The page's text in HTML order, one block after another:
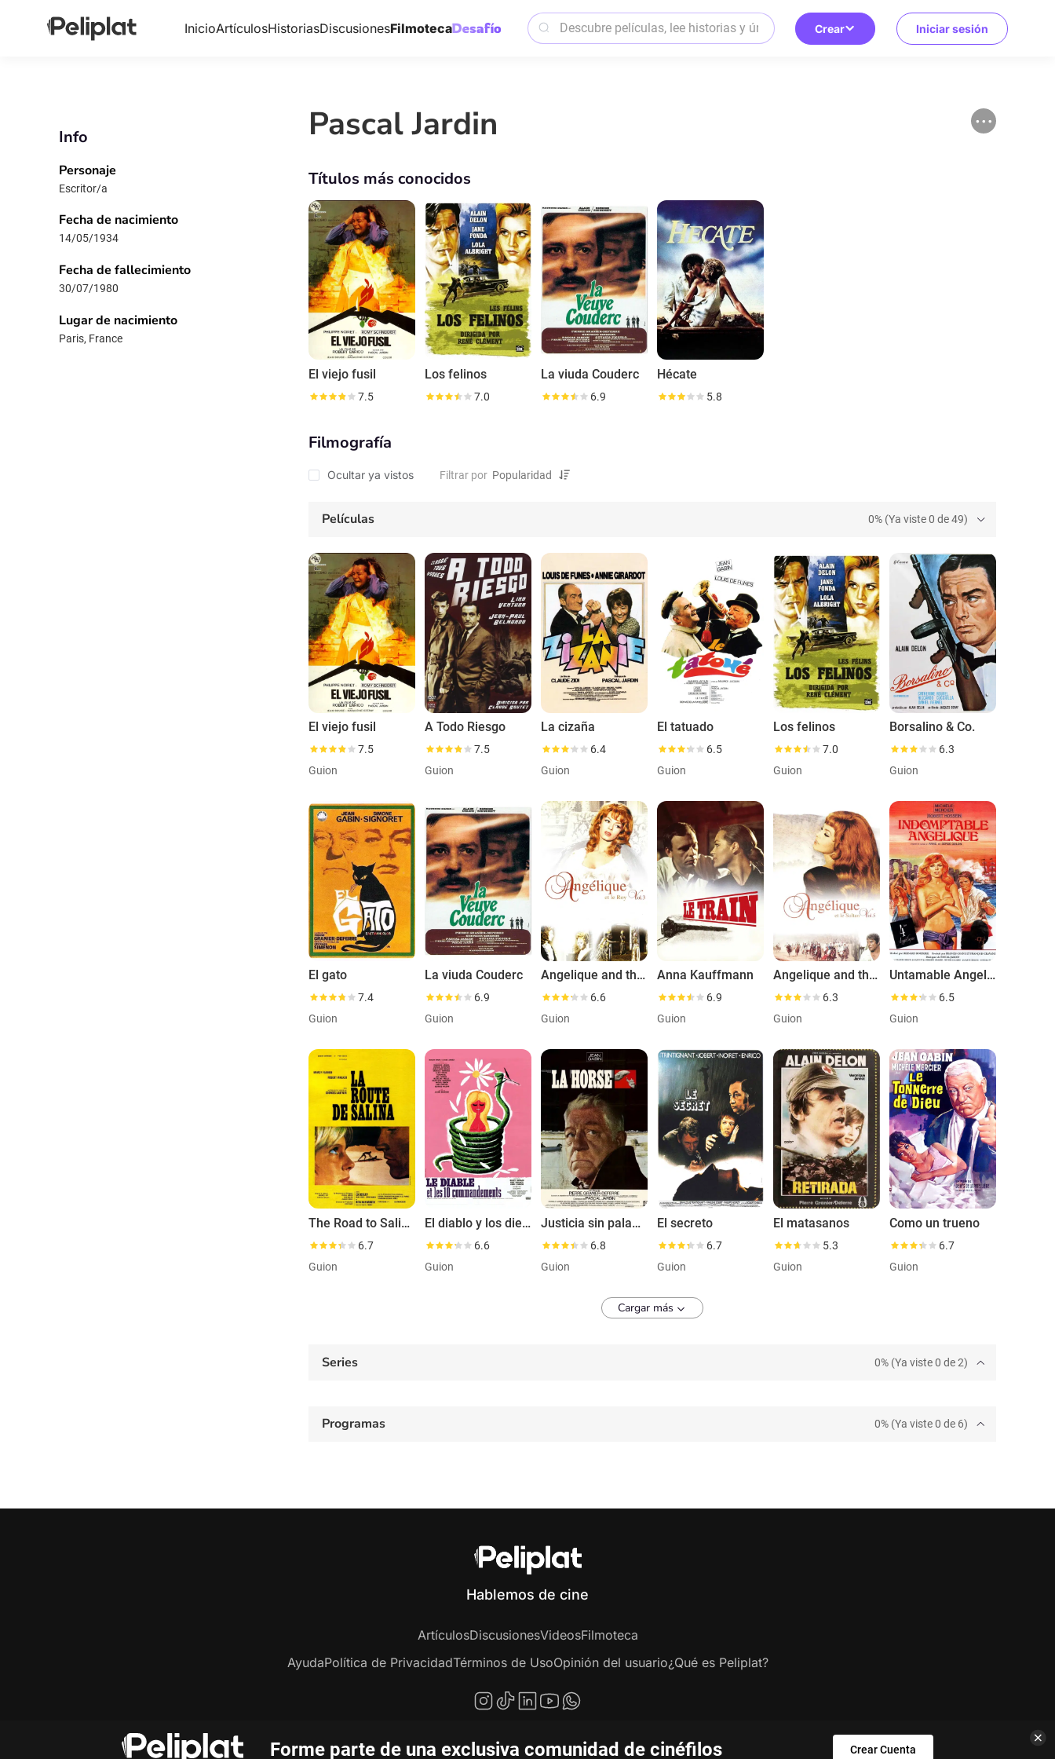
InicioArtículosHistoriasDiscusionesFilmoteca Crear Iniciar sesión
Info
Personaje
Escritor/a
Fecha de nacimiento
14/05/1934
Fecha de fallecimiento
30/07/1980
Lugar de nacimiento
Paris, France
Pascal Jardin
Títulos más conocidos
El viejo fusil
7.5
Los felinos
7.0
La viuda Couderc
6.9
Hécate
5.8
Filmografía
Ocultar ya vistos Filtrar por
Películas 0% (Ya viste 0 de 49)
El viejo fusil
7.5
Guion
A Todo Riesgo
7.5
Guion
La cizaña
6.4
Guion
El tatuado
6.5
Guion
Los felinos
7.0
Guion
Borsalino & Co.
6.3
Guion
El gato
7.4
Guion
La viuda Couderc
6.9
Guion
Angelique and the King
6.6
Guion
Anna Kauffmann
6.9
Guion
Angelique and the Sultan
6.3
Guion
Untamable Angelique
6.5
Guion
The Road to Salina
6.7
Guion
El diablo y los diez mandamientos
6.6
Guion
Justicia sin palabras
6.8
Guion
El secreto
6.7
Guion
El matasanos
5.3
Guion
Como un trueno
6.7
Guion
Cargar más
Series 0% (Ya viste 0 de 2)
Programas 0% (Ya viste 0 de 6)
Forme parte de una exclusiva comunidad de cinéfilos Crear Cuenta
Hablemos de cine
ArtículosDiscusionesVideosFilmoteca
AyudaPolítica de PrivacidadTérminos de UsoOpinión del usuario¿Qué es Peliplat?